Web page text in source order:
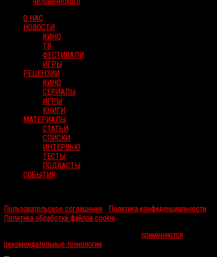
О НАС
НОВОСТИ
КИНО
ТВ
ФЕСТИВАЛИ
ИГРЫ
РЕЦЕНЗИИ
КИНО
СЕРИАЛЫ
ИГРЫ
КНИГИ
МАТЕРИАЛЫ
СТАТЬИ
СПИСКИ
ИНТЕРВЬЮ
ТЕСТЫ
ПОДКАСТЫ
СОБЫТИЯ
Пользовательское соглашение
Политика конфиденциальности
Политика обработки файлов cookie
применяются
рекомендательные технологии